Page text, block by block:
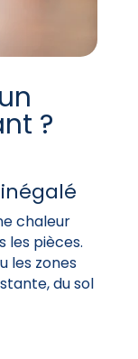
?
chaleur
les pièces.
les zones
du sol